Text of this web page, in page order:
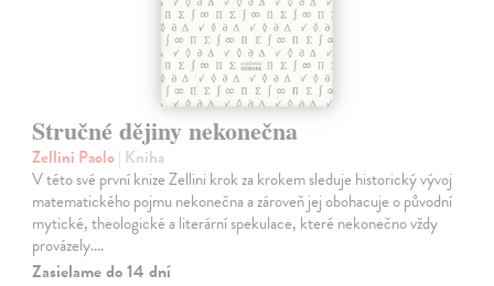
Stručné dějiny nekonečna
Zellini Paolo| Kniha
V této své první knize Zellini krok za krokem sleduje historický vývoj
matematického pojmu nekonečna a zároveň jej obohacuje o původní
mytické, theologické a literární spekulace, které nekonečno vždy
provázely.…
Zasielame do 14 dní